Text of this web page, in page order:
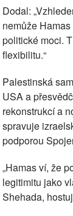
Dodal:
nemůže
politické moci.
flexibilitu.“
Palestinská
USA a
rekonstrukcí a
spravuje
podporou
„Hamas ví, že
legitimitu jako
Shehada,